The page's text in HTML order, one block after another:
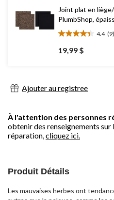
évaluations
Joint plat en
PlumbShop,
4.4 (9)
4.4
étoile(s)
sur
évaluations
19,99 $
Ajouter au registree
À l'attention des personnes
obtenir des renseignements
réparation,cliquez ici.
Produit Détails
Les mauvaises herbes ont